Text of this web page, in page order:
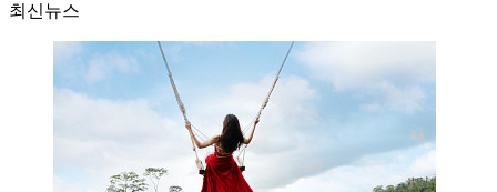
최신뉴스